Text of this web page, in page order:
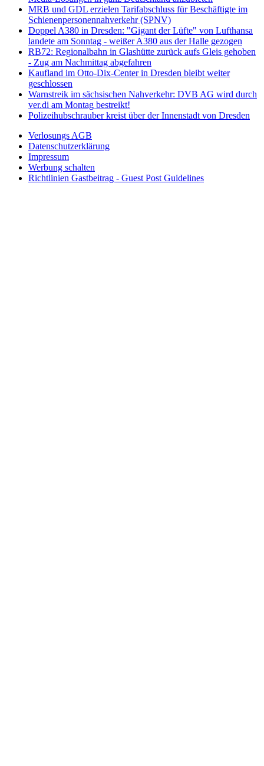
MRB und GDL erzielen Tarifabschluss für Beschäftigte im
Schienenpersonennahverkehr (SPNV)
Doppel A380 in Dresden: "Gigant der Lüfte" von Lufthansa
landete am Sonntag - weißer A380 aus der Halle gezogen
RB72: Regionalbahn in Glashütte zurück aufs Gleis gehoben
- Zug am Nachmittag abgefahren
Kaufland im Otto-Dix-Center in Dresden bleibt weiter
geschlossen
Warnstreik im sächsischen Nahverkehr: DVB AG wird durch
ver.di am Montag bestreikt!
Polizeihubschrauber kreist über der Innenstadt von Dresden
Verlosungs AGB
Datenschutzerklärung
Impressum
Werbung schalten
Richtlinien Gastbeitrag - Guest Post Guidelines